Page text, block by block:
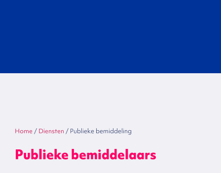
Home / Diensten / Publieke bemiddeling
Publieke bemiddelaars